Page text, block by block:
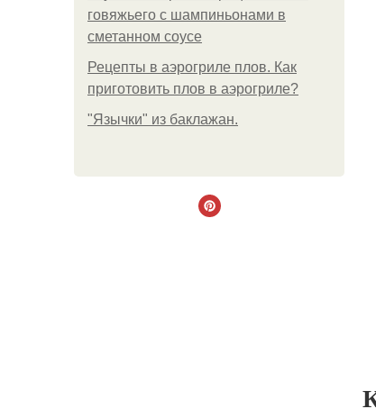
говяжьего с шампиньонами в
сметанном соусе
Рецепты в аэрогриле плов. Как
приготовить плов в аэрогриле?
"Язычки" из баклажан.